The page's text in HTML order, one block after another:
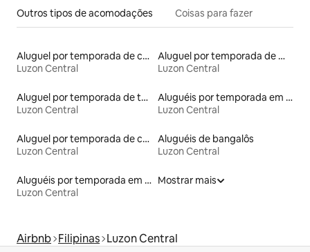
Outros tipos de acomodações Coisas para fazer
Aluguel por temporada de casas de veraneio
Luzon Central
Aluguel por temporada de microcasas
Luzon Central
Aluguel por temporada de townhouses
Luzon Central
Aluguéis por temporada em hotéis-fazenda
Luzon Central
Aluguel por temporada de casas de hóspedes
Luzon Central
Aluguéis de bangalôs
Luzon Central
Aluguéis por temporada em albergue
Luzon Central
Mostrar mais
Airbnb Filipinas Luzon Central